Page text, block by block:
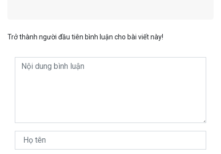
Trở thành người đầu tiên bình luận cho bài viết này!